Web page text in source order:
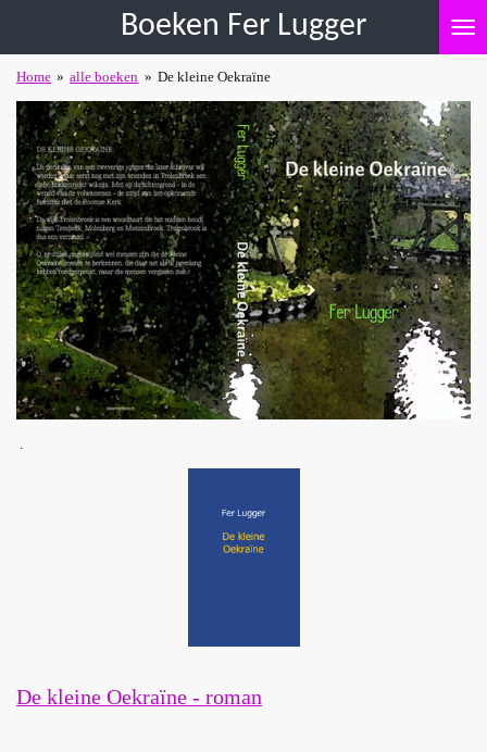
de
hoofdinhoud
Boeken Fer Lugger
Home » alle boeken » De kleine Oekraïne
De kleine Oekraïne - roman